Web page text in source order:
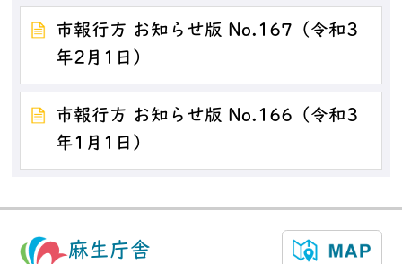
市報行方 お知らせ版 No.167（令和3
年2月1日）
市報行方 お知らせ版 No.166（令和3
年1月1日）
麻生庁舎